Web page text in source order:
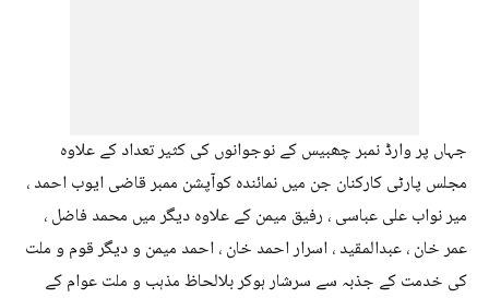
جہاں پر وارڈ نمبر چھبیس کے نوجوانوں کی کثیر تعداد کے علاوہ
مجلس پارٹی کارکنان جن میں نمائندہ کوآپشن ممبر قاضی ایوب احمد ،
میر نواب علی عباسی ، رفیق میمن کے علاوہ دیگر میں محمد فاضل ،
عمر خان ، عبدالمقید ، اسرار احمد خان ، احمد میمن و دیگر قوم و ملت
کی خدمت کے جذبہ سے سرشار ہوکر بلالحاظ مذہب و ملت عوام کے